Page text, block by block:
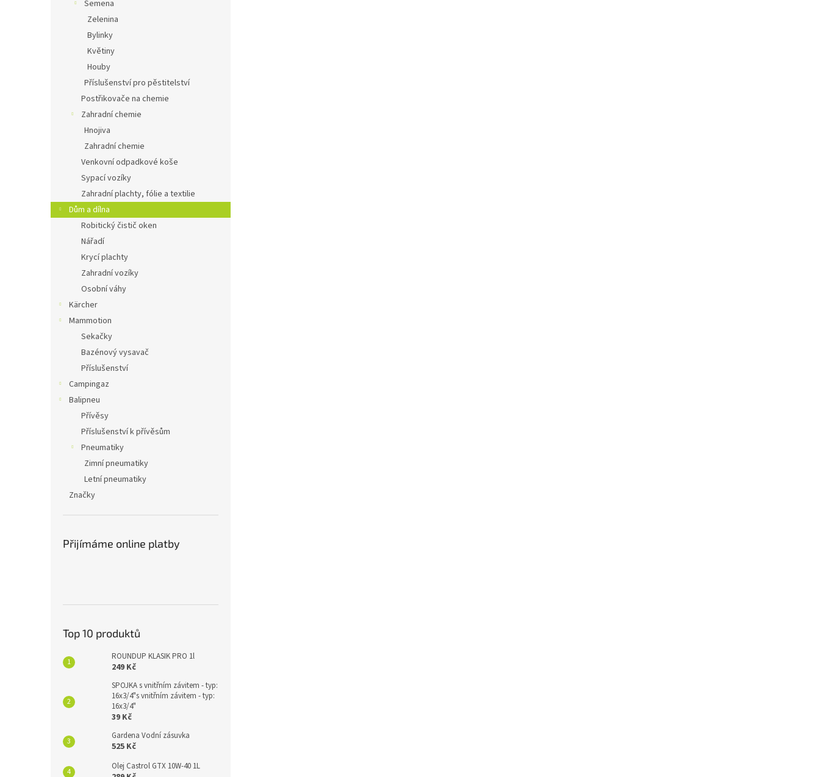
Semena
Zelenina
Bylinky
Květiny
Houby
Příslušenství pro pěstitelství
Postřikovače na chemie
Zahradní chemie
Hnojiva
Zahradní chemie
Venkovní odpadkové koše
Sypací vozíky
Zahradní plachty, fólie a textilie
Dům a dílna
Robitický čistič oken
Nářadí
Krycí plachty
Zahradní vozíky
Osobní váhy
Kärcher
Mammotion
Sekačky
Bazénový vysavač
Příslušenství
Campingaz
Balipneu
Přívěsy
Příslušenství k přívěsům
Pneumatiky
Zimní pneumatiky
Letní pneumatiky
Značky
Přijímáme online platby
Top 10 produktů
ROUNDUP KLASIK PRO 1l
249 Kč
SPOJKA s vnitřním závitem - typ:
16x3/4"s vnitřním závitem - typ:
16x3/4"
39 Kč
Gardena Vodní zásuvka
525 Kč
Olej Castrol GTX 10W-40 1L